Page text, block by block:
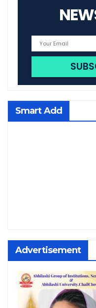
Smart Add
Advertisement